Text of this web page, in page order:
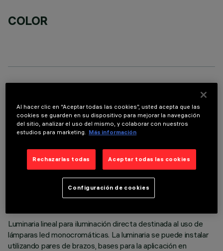
COLOR
DATOS TÉCNICOS
ÚLTIMA ACTUALIZACIÓN: 06/08/2026
Luminaria lineal para iluminación directa destinada al uso de
lámparas led monocromáticas. La luminaria se puede instalar
utilizando pares de brazos, bases para la aplicación en
Al hacer clic en “Aceptar todas las cookies”, usted acepta que las
cookies se guarden en su dispositivo para mejorar la navegación
del sitio, analizar el uso del mismo, y colaborar con nuestros
estudios para marketing. Más información
Rechazarlas todas Aceptar todas las cookies
Configuración de cookies